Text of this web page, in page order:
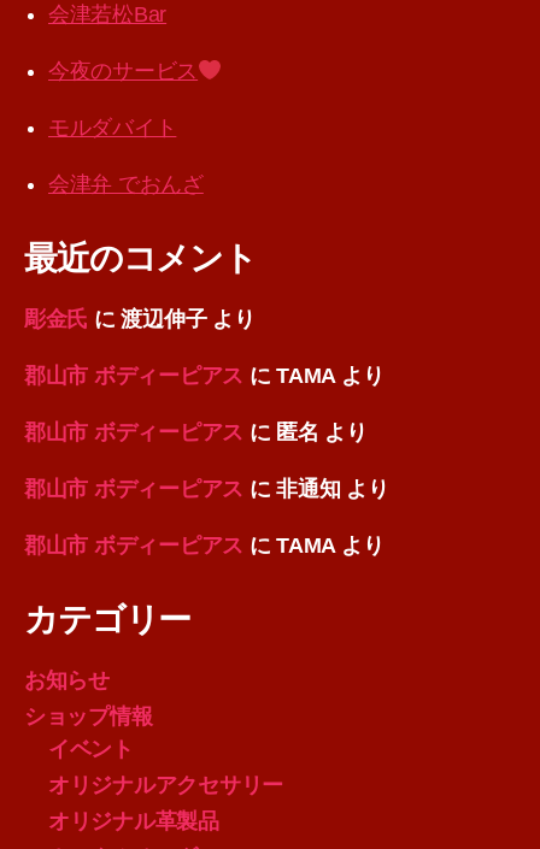
会津若松Bar
今夜のサービス
モルダバイト
会津弁 でおんざ
最近のコメント
彫金氏 に渡辺伸子より
郡山市 ボディーピアス にTAMA より
郡山市 ボディーピアス に 匿名 より
郡山市 ボディーピアス に非通知 より
郡山市 ボディーピアス にTAMA より
カテゴリー
お知らせ
ショップ情報
イベント
オリジナルアクセサリー
オリジナル革製品